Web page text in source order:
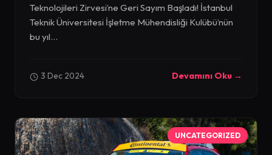
Teknolojileri Zirvesi’ne Geri Sayım Başladı! İstanbul
Teknik Üniversitesi İşletme Mühendisliği Kulübü’nün
bu yıl...
3 Dec 2024 Devamını Oku →
UNCATEGORIZED